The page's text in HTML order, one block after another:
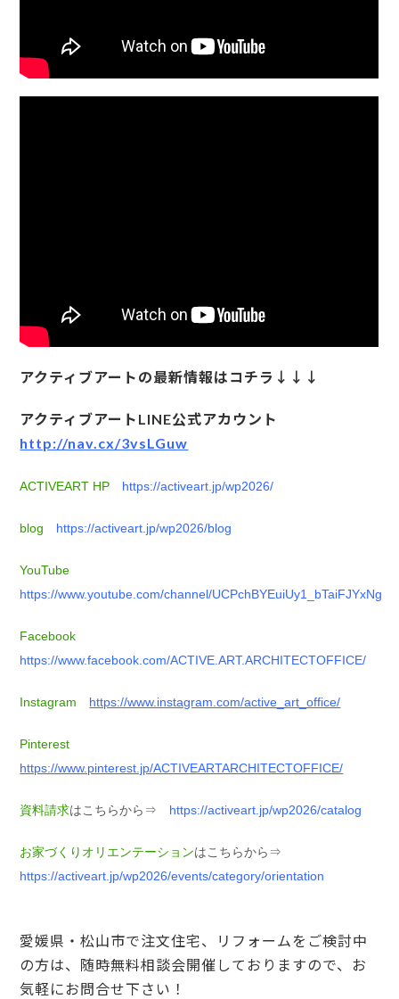
アクティブアートの最新情報はコチラ↓↓↓
アクティブアートLINE公式アカウント
http://nav.cx/3vsLGuw
ACTIVEART HP https://activeart.jp/wp2026/
blog https://activeart.jp/wp2026/blog
YouTube
https://www.youtube.com/channel/UCPchBYEuiUy1_bTaiFJYxNg
Facebook
https://www.facebook.com/ACTIVE.ART.ARCHITECTOFFICE/
Instagram https://www.instagram.com/active_art_office/
Pinterest
https://www.pinterest.jp/ACTIVEARTARCHITECTOFFICE/
資料請求はこちらから⇒ https://activeart.jp/wp2026/catalog
お家づくりオリエンテーションはこちらから⇒
https://activeart.jp/wp2026/events/category/orientation
愛媛県・松山市で注文住宅、リフォームをご検討中
の方は、随時無料相談会開催しておりますので、お
気軽にお問合せ下さい！